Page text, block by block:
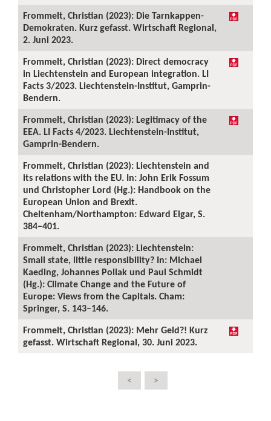
Frommelt, Christian (2023): Die Tarnkappen-
Demokraten. Kurz gefasst. Wirtschaft Regional,
2. Juni 2023.
Frommelt, Christian (2023): Direct democracy
in Liechtenstein and European integration. LI
Facts 3/2023. Liechtenstein-Institut, Gamprin-
Bendern.
Frommelt, Christian (2023): Legitimacy of the
EEA. LI Facts 4/2023. Liechtenstein-Institut,
Gamprin-Bendern.
Frommelt, Christian (2023): Liechtenstein and
its relations with the EU. In: John Erik Fossum
und Christopher Lord (Hg.): Handbook on the
European Union and Brexit.
Cheltenham/Northampton: Edward Elgar, S.
384–401.
Frommelt, Christian (2023): Liechtenstein:
Small state, little responsibility? In: Michael
Kaeding, Johannes Pollak und Paul Schmidt
(Hg.): Climate Change and the Future of
Europe: Views from the Capitals. Cham:
Springer, S. 143–146.
Frommelt, Christian (2023): Mehr Geld?! Kurz
gefasst. Wirtschaft Regional, 30. Juni 2023.
< >